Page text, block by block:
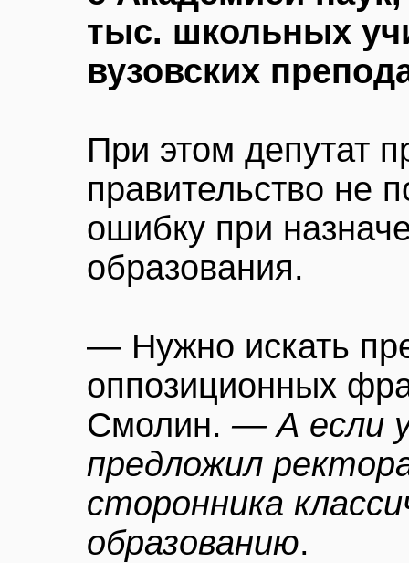
тыс. школьных
вузовских
При этом депутат
правительство не
ошибку при
образования.
— Нужно искать
оппозиционных
Смолин.— А если
предложил
сторонника
образованию.